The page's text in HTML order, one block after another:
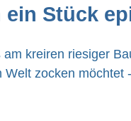
Stück
kreiren riesiger
zocken möchtet